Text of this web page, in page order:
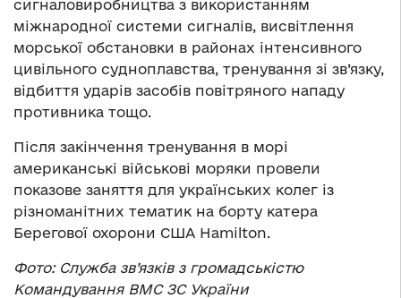
сигналовиробництва з використанням
міжнародної системи сигналів, висвітлення
морської обстановки в районах інтенсивного
цивільного судноплавства, тренування зі зв’язку,
відбиття ударів засобів повітряного нападу
противника тощо.
Після закінчення тренування в морі
американські військові моряки провели
показове заняття для українських колег із
різноманітних тематик на борту катера
Берегової охорони США Hamilton.
Фото: Служба зв’язків з громадськістю
Командування ВМС ЗС України